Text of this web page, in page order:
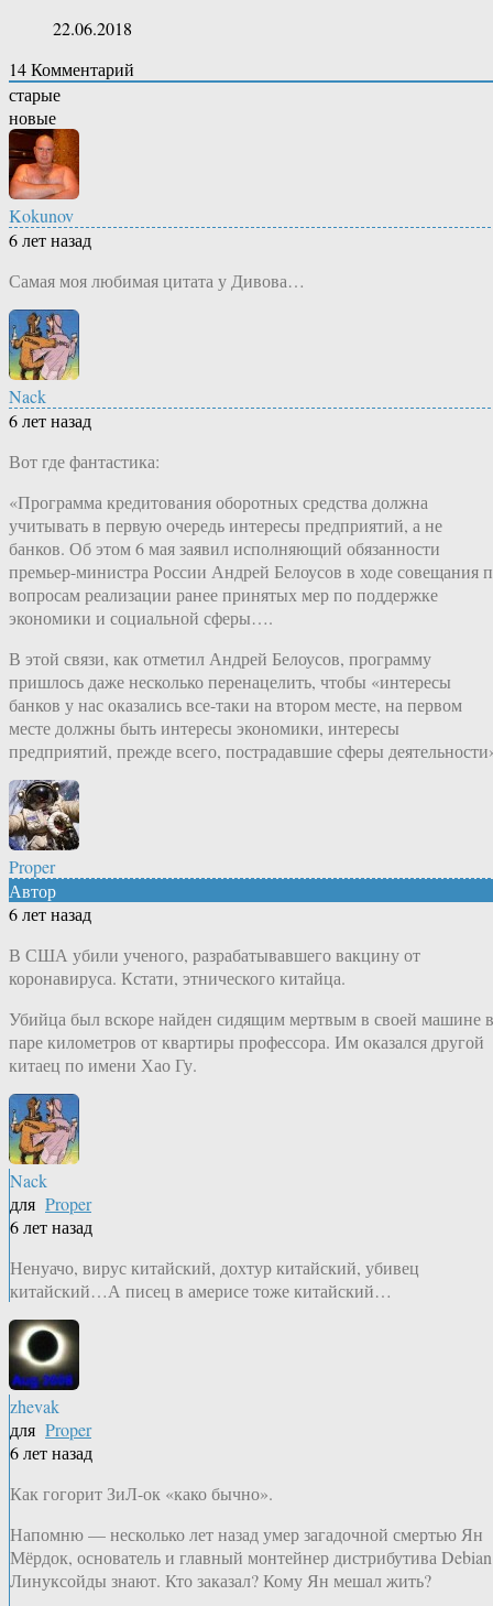
22.06.2018
14Комментарий
старые
новые
Kokunov
6 лет назад
Самая моя любимая цитата у Дивова…
Nack
6 лет назад
Вот где фантастика:
«Программа кредитования оборотных средства должна
учитывать в первую очередь интересы предприятий, а не
банков. Об этом 6 мая заявил исполняющий обязанности
премьер-министра России Андрей Белоусов в ходе совещания
вопросам реализации ранее принятых мер по поддержке
экономики и социальной сферы….
В этой связи, как отметил Андрей Белоусов, программу
пришлось даже несколько перенацелить, чтобы «интересы
банков у нас оказались все-таки на втором месте, на первом
месте должны быть интересы экономики, интересы
предприятий, прежде всего, пострадавшие сферы
Proper
Автор
6 лет назад
В США убили ученого, разрабатывавшего вакцину от
коронавируса. Кстати, этнического китайца.
Убийца был вскоре найден сидящим мертвым в своей машине в
паре километров от квартиры профессора. Им оказался другой
китаец по имени Хао Гу.
Nack
для Proper
6 лет назад
Ненуачо, вирус китайский, дохтур китайский, убивец
китайский…А писец в америсе тоже китайский…
zhevak
для Proper
6 лет назад
Как гогорит ЗиЛ-ок «како бычно».
Напомню — несколько лет назад умер загадочной смертью Ян
Мёрдок, основатель и главный монтейнер дистрибутива
Линуксойды знают. Кто заказал? Кому Ян мешал жить?